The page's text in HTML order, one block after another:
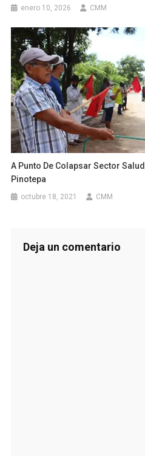
enero 10, 2026 CMM
A Punto De Colapsar Sector
Pinotepa
octubre 18, 2021 CMM
Deja un comentario